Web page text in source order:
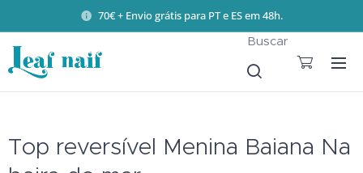
70€ + Envio grátis para PT e ES em 48h.
Buscar
Top reversível Menina Baiana Na